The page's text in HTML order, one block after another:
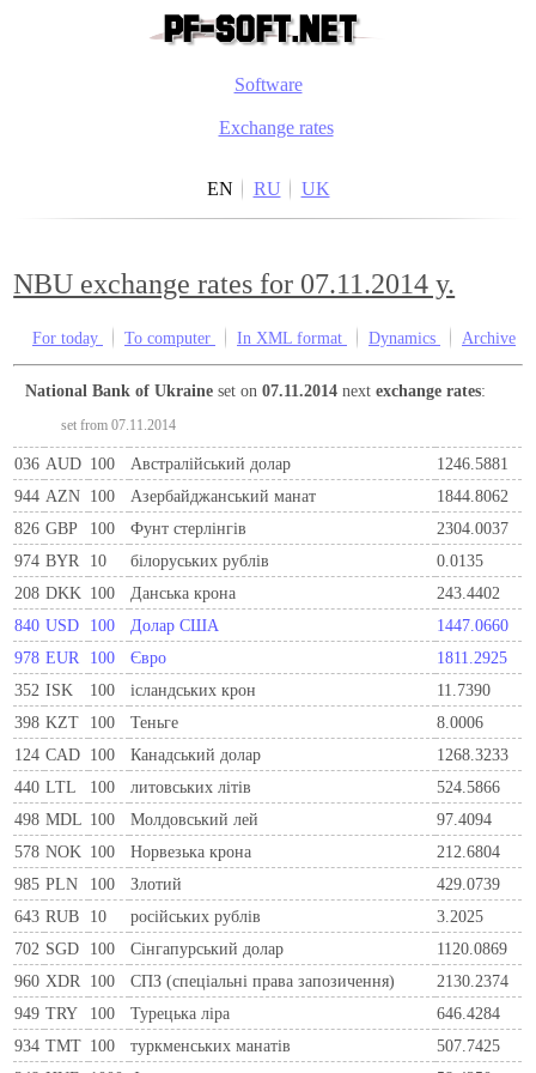
Software
Exchange rates
EN RU UK
NBU exchange rates for 07.11.2014 y.
For today To computer In XML format Dynamics Archive
National Bank of Ukraine set on07.11.2014 nextexchange rates:
set from 07.11.2014
036 AUD 100 Австралійський долар
1246.5881
944 AZN 100 Азербайджанський манат
1844.8062
826 GBP 100 Фунт стерлінгів
2304.0037
974 BYR 10 білоруських рублів
0.0135
208 DKK 100 Данська крона
243.4402
840 USD 100 Долар США
1447.0660
978 EUR 100 Євро
1811.2925
352 ISK 100 ісландських крон
11.7390
398 KZT 100 Теньге
8.0006
124 CAD 100 Канадський долар
1268.3233
440 LTL 100 литовських літів
524.5866
498 MDL 100 Молдовський лей
97.4094
578 NOK 100 Норвезька крона
212.6804
985 PLN 100 Злотий
429.0739
643 RUB 10 російських рублів
3.2025
702 SGD 100 Сінгапурський долар
1120.0869
960 XDR 100 СПЗ (спеціальні права запозичення)
2130.2374
949 TRY 100 Турецька ліра
646.4284
934 TMT 100 туркменських манатів
507.7425